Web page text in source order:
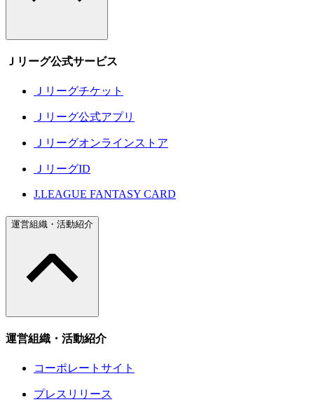
Ｊリーグ公式サービス
Ｊリーグチケット
Ｊリーグ公式アプリ
Ｊリーグオンラインストア
ＪリーグID
J.LEAGUE FANTASY CARD
運営組織・活動紹介
運営組織・活動紹介
コーポレートサイト
プレスリリース